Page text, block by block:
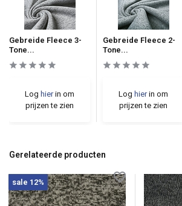
Gebreide Fleece 3-
Tone...
Log hierin om
prijzen te zien
Gebreide Fleece 2-
Tone...
Log hierin om
prijzen te zien
Gerelateerde producten
sale 12%